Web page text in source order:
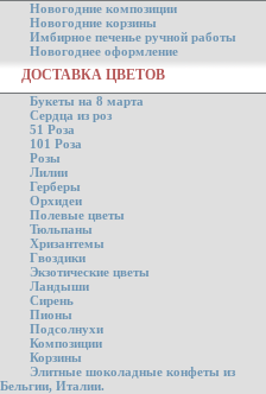
Новогодние композиции
Новогодние корзины
Имбирное печенье ручной работы
Новогоднее оформление
ДОСТАВКА ЦВЕТОВ
Букеты на 8 марта
Сердца из роз
51 Роза
101 Роза
Розы
Лилии
Герберы
Орхидеи
Полевые цветы
Тюльпаны
Хризантемы
Гвоздики
Экзотические цветы
Ландыши
Сирень
Пионы
Подсолнухи
Композиции
Корзины
Элитные шоколадные конфеты из
Бельгии, Италии.